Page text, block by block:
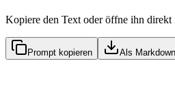
Kopiere den Text oder öffne ihn direkt
Prompt kopieren Als